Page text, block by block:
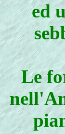
ed
Le